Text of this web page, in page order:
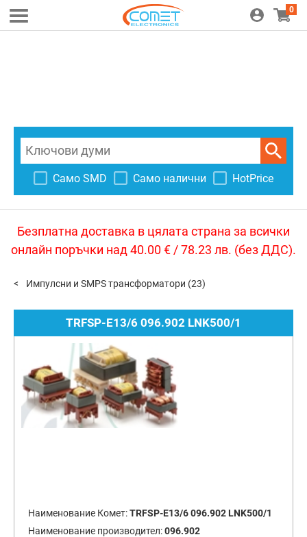
0
Само SMD Само налични HotPrice
Безплатна доставка в цялата страна за всички
онлайн поръчки над 40.00 € / 78.23 лв. (без ДДС).
Импулсни и SMPS трансформатори (23)
TRFSP-E13/6 096.902 LNK500/1
Наименование Комет:TRFSP-E13/6 096.902 LNK500/1
Наименование производител:096.902